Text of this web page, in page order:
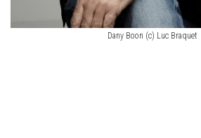
Dany Boon (c) Luc Braquet